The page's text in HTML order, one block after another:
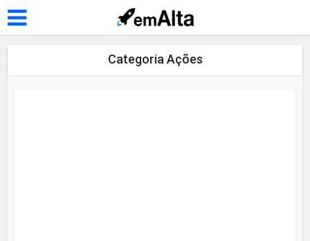
Categoria Ações